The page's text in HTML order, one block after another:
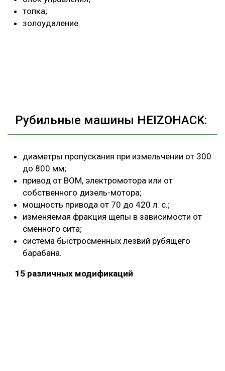
топка;
золоудаление.
Рубильные машины HEIZOHACK:
диаметры пропускания при измельчении от 300
до 800 мм;
привод от ВОМ, электромотора или от
собственного дизель-мотора;
мощность привода от 70 до 420 л. с.;
изменяемая фракция щепы в зависимости от
сменного сита;
система быстросменных лезвий рубящего
барабана.
15 различных модификаций